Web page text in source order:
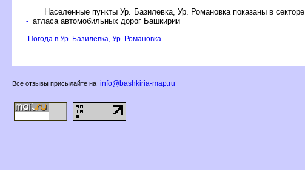
Населенные пункты Ур. Базилевка, Ур. Романовка показаны в секторе
- атласа автомобильных дорог Башкирии
Погода в Ур. Базилевка, Ур. Романовка
се отзывы присылайте на info@bashkiria-map.ru